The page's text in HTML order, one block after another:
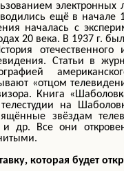
ещё в
началась с
20 века. В 1937 г.
отечественного
Статьи в
«отцом
Книга
на
звёздам
и др. Все они
которая будет